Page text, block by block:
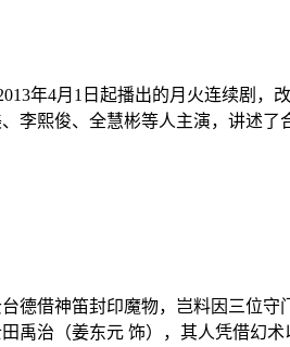
4月1日起播出的月火连续剧，
、李熙俊、全慧彬等人主演，讲
德借神笛封印魔物，岂料因三位
禹治（姜东元 饰），其人凭借幻